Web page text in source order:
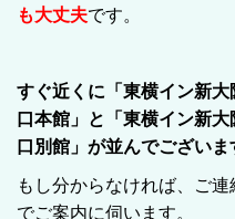
も大丈夫です。
すぐ近くに「東横イン新大
口本館」と「東横イン新大
口別館」が並んでございま
もし分からなければ、ご
でご案内に伺います。